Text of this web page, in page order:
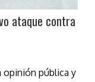
ataque contra
opinión pública y